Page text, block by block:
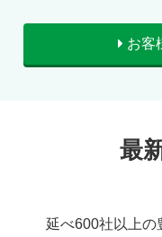
お客
最
延べ600社以上の